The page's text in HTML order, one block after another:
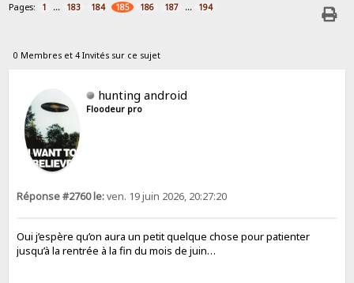
Pages: 1 ... 183 184 185 186 187 ... 194
0 Membres et 4 Invités sur ce sujet
hunting android
Floodeur pro
Réponse #2760 le:ven. 19 juin 2026, 20:27:20
Oui j’espère qu’on aura un petit quelque chose pour patienter
jusqu’à la rentrée à la fin du mois de juin…